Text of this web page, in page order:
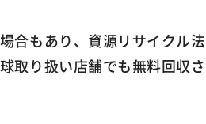
合もあり、資源リサイクル
取り扱い店舗でも無料回収